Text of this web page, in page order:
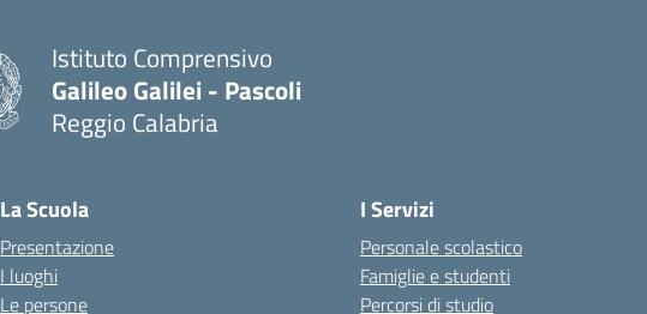
Istituto Comprensivo
Galileo Galilei - Pascoli
Reggio Calabria
La Scuola
Presentazione
I luoghi
Le persone
I Servizi
Personale scolastico
Famiglie e studenti
Percorsi di studio